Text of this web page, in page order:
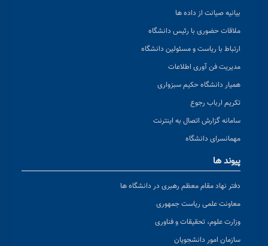
بیانیه صیانت از داده ها
ملاقات حضوری با رئیس دانشگاه
ارتباط با ریاست و مسئولین دانشگاه
مدیریت فن آوری اطلاعات
همیار دانشگاه حکیم سبزواری
تکریم ارباب رجوع
سامانه گزارش اتصال به اینترنت
مهمانسرای دانشگاه
پیوند ها
دفتر نهاد مقام معظم رهبری در دانشگاه ها
معاونت علمی ریاست جمهوری
وزارت علوم، تحقیقات و فناوری
سازمان امور دانشجویان